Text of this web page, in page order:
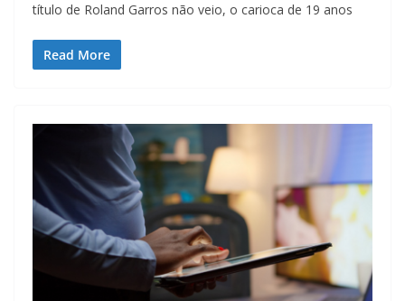
título de Roland Garros não veio, o carioca de 19 anos
Read More